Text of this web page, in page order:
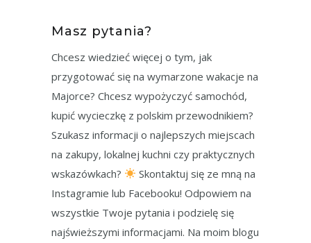
Masz pytania?
Chcesz wiedzieć więcej o tym, jak
przygotować się na wymarzone wakacje na
Majorce? Chcesz wypożyczyć samochód,
kupić wycieczkę z polskim przewodnikiem?
Szukasz informacji o najlepszych miejscach
na zakupy, lokalnej kuchni czy praktycznych
wskazówkach?
Skontaktuj się ze mną na
Instagramie lub Facebooku! Odpowiem na
wszystkie Twoje pytania i podzielę się
najświeższymi informacjami. Na moim blogu